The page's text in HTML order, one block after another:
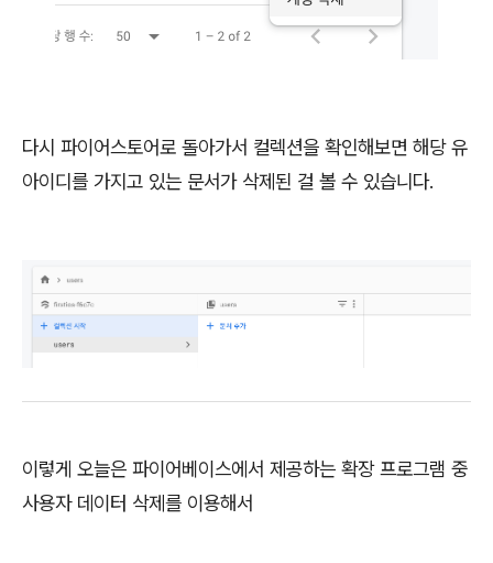
다시 파이어스토어로 돌아가서 컬렉션을 확인해보면 해당 유
아이디를 가지고 있는 문서가 삭제된 걸 볼 수 있습니다.
이렇게 오늘은 파이어베이스에서 제공하는 확장 프로그램 중
사용자 데이터 삭제를 이용해서